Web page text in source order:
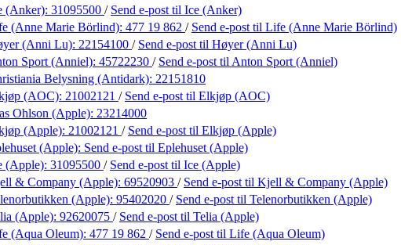
(Anker): 31095500 / Send e-post til Ice (Anker)
(Anne Marie Börlind): 477 19 862 / Send e-post til Life (Anne Marie Börlind)
(Anni Lu): 22154100 / Send e-post til Høyer (Anni Lu)
Sport (Anniel): 45722230 / Send e-post til Anton Sport (Anniel)
Belysning (Antidark): 22151810
(AOC): 21002121 / Send e-post til Elkjøp (AOC)
Ohlson (Apple): 23214000
(Apple): 21002121 / Send e-post til Elkjøp (Apple)
(Apple): Send e-post til Eplehuset (Apple)
(Apple): 31095500 / Send e-post til Ice (Apple)
& Company (Apple): 69520903 / Send e-post til Kjell & Company (Apple)
(Apple): 95402020 / Send e-post til Telenorbutikken (Apple)
(Apple): 92620075 / Send e-post til Telia (Apple)
(Aqua Oleum): 477 19 862 / Send e-post til Life (Aqua Oleum)